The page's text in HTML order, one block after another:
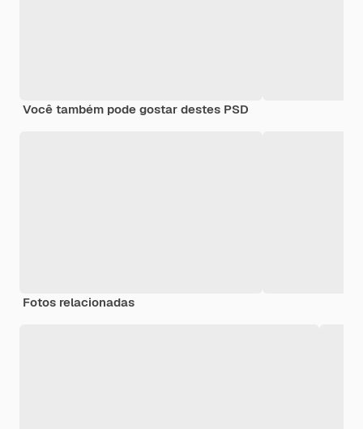
Você também pode gostar destes PSD
Fotos relacionadas